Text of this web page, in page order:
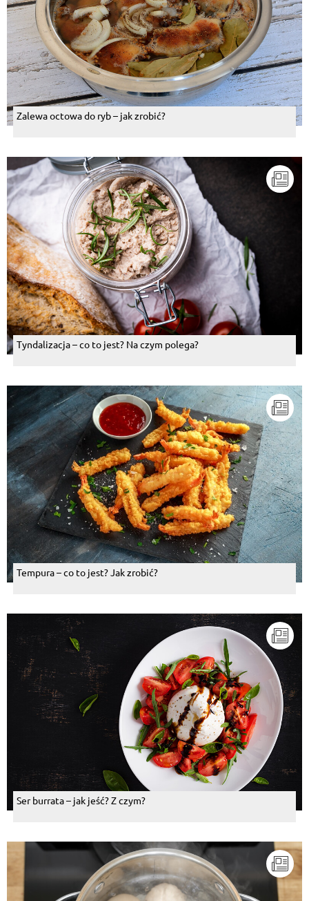
Zalewa octowa do ryb – jak zrobić?
Tyndalizacja – co to jest? Na czym polega?
Tempura – co to jest? Jak zrobić?
Ser burrata – jak jeść? Z czym?